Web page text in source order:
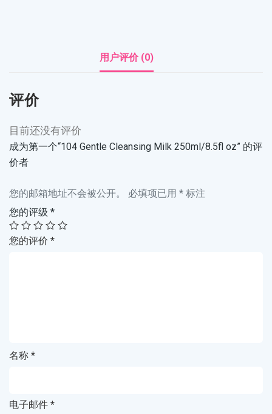
用户评价 (0)
评价
目前还没有评价
成为第一个“104 Gentle Cleansing Milk 250ml/8.5fl oz” 的评
价者
您的邮箱地址不会被公开。 必填项已用 * 标注
您的评级 *
您的评价 *
名称 *
电子邮件 *